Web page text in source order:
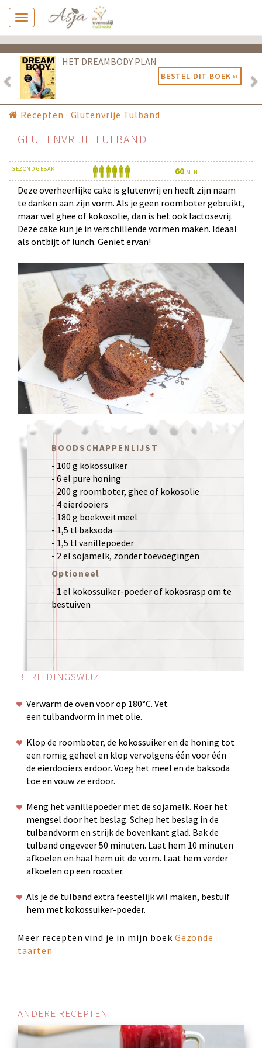
HET DREAMBODY PLAN
BESTEL DIT BOEK ››
Previous
Recepten · Glutenvrije Tulband
GLUTENVRIJE TULBAND
GEZOND GEBAK 60 MIN
Deze overheerlijke cake is glutenvrij en heeft zijn naam
te danken aan zijn vorm. Als je geen roomboter gebruikt,
maar wel ghee of kokosolie, dan is het ook lactosevrij.
Deze cake kun je in verschillende vormen maken. Ideaal
als ontbijt of lunch. Geniet ervan!
BOODSCHAPPENLIJST
- 100 g kokossuiker
- 6 el pure honing
- 200 g roomboter, ghee of kokosolie
- 4 eierdooiers
- 180 g boekweitmeel
- 1,5 tl baksoda
- 1,5 tl vanillepoeder
- 2 el sojamelk, zonder toevoegingen
Optioneel
- 1 el kokossuiker-poeder of kokosrasp om te
bestuiven
BEREIDINGSWIJZE
Verwarm de oven voor op 180°C. Vet
een tulbandvorm in met olie.
Klop de roomboter, de kokossuiker en de honing tot
een romig geheel en klop vervolgens één voor één
de eierdooiers erdoor. Voeg het meel en de baksoda
toe en vouw ze erdoor.
Meng het vanillepoeder met de sojamelk. Roer het
mengsel door het beslag. Schep het beslag in de
tulbandvorm en strijk de bovenkant glad. Bak de
tulband ongeveer 50 minuten. Laat hem 10 minuten
afkoelen en haal hem uit de vorm. Laat hem verder
afkoelen op een rooster.
Als je de tulband extra feestelijk wil maken, bestuif
hem met kokossuiker-poeder.
Meer recepten vind je in mijn boek Gezonde
taarten
ANDERE RECEPTEN: